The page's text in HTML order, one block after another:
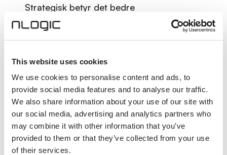
This website uses cookies
We use cookies to personalise content and ads, to
provide social media features and to analyse our traffic.
We also share information about your use of our site with
our social media, advertising and analytics partners who
may combine it with other information that you’ve
provided to them or that they’ve collected from your use
of their services.
Strategisk betyr det bedre
styringsinformasjon.
Når endringer planlegges og rulles ut
sentralt, reduseres risikoen for
kan sammenhenger analyseres raskere.
For ledelsen gir dette bedre
beslutningsgrunnlag og mer forutsigbar
drift.
Arista leverer plattformen. nLogic sørger